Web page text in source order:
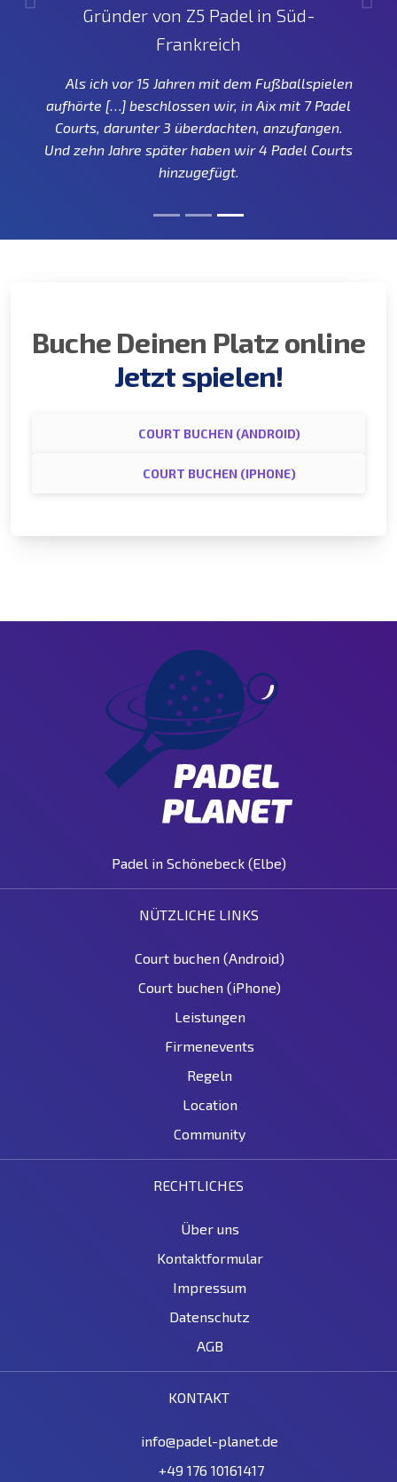
Mitgründer des Padel FC Berlin
Für mich ist das die kommende Sportart. Ich
so die beste Sportart meines Lebens
kennenlerne. Ich spiele das fünfmal die Woche.
Das ist sensationell.
Gründer von Z5 Padel in Süd-
Frankreich
Als ich vor 15 Jahren mit dem Fußballspielen
aufhörte […] beschlossen wir, in Aix mit 7 Padel
Courts, darunter 3 überdachten, anzufangen.
Und zehn Jahre später haben wir 4 Padel Courts
hinzugefügt.
Buche Deinen Platz online
Jetzt spielen!
COURT BUCHEN (ANDROID)
COURT BUCHEN (IPHONE)
Padel in Schönebeck (Elbe)
NÜTZLICHE LINKS
Court buchen (Android)
Court buchen (iPhone)
Leistungen
Firmenevents
Regeln
Location
Community
RECHTLICHES
Über uns
Kontaktformular
Impressum
Datenschutz
AGB
KONTAKT
info@padel-planet.de
+49 176 10161417